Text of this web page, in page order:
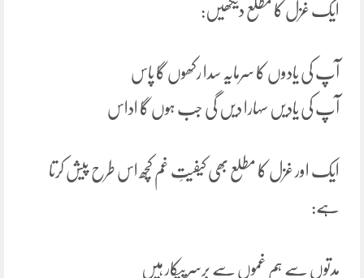
ایک غزل کا مطلع دیکھیں:
آپ کی یادوں کا سرمایہ سدا رکھوں گا پاس
آپ کی یادیں سہارا دیں گی جب ہوں گا اداس
ایک اور غزل کا مطلع بھی کیفیتِ غم کچھ اس طرح پیش کرتا
ہے:
مدتوں سے ہم غموں سے برسرِپیکار ہیں